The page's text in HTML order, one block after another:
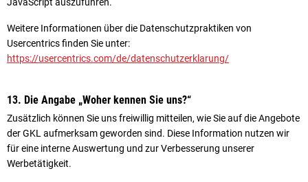
Weitere Informationen über die Datenschutzpraktiken von
Usercentrics finden Sie unter:
https://usercentrics.com/de/datenschutzerklarung/
13. Die Angabe „Woher kennen Sie uns?“
Zusätzlich können Sie uns freiwillig mitteilen, wie Sie auf die Angebote
der GKL aufmerksam geworden sind. Diese Information nutzen wir
für eine interne Auswertung und zur Verbesserung unserer
Werbetätigkeit.